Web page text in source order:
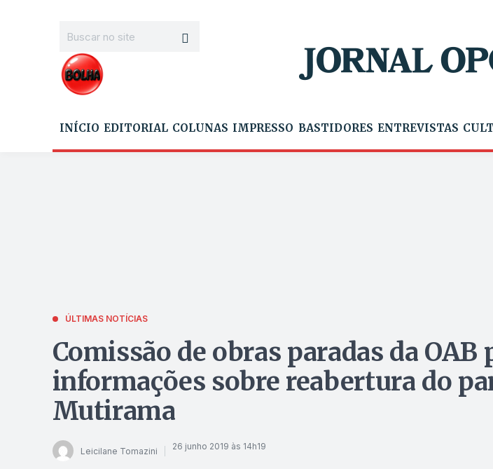
INÍCIO EDITORIAL COLUNAS IMPRESSO BASTIDORES ENTREVISTAS
ÚLTIMAS NOTÍCIAS
Comissão de obras paradas da OAB
informações sobre reabertura do
Mutirama
Leicilane Tomazini 26 junho 2019 às 14h19